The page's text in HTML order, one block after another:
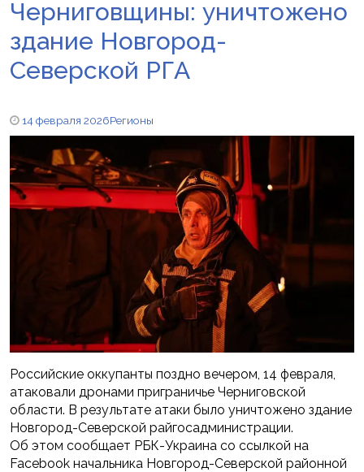
Черниговщины: уничтожено
здание Новгород-
Северской РГА
14 февраля 2026Регионы
Российские оккупанты поздно вечером, 14 февраля,
атаковали дронами приграничье Черниговской
области. В результате атаки было уничтожено здание
Новгород-Северской райгосадминистрации.
Об этом сообщает РБК-Украина со ссылкой на
Facebook начальника Новгород-Северской районной